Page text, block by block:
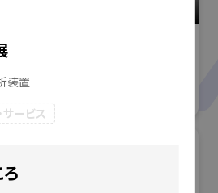
装置
サービス
クノロジーズ株式会社 (一